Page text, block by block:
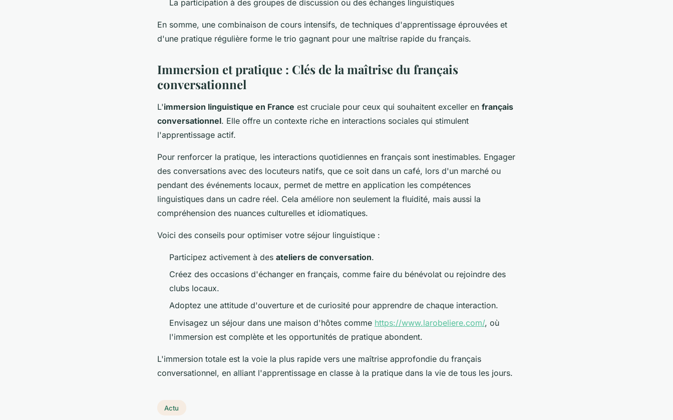
La participation à des groupes de discussion ou des échanges linguistiques
En somme, une combinaison de cours intensifs, de techniques d'apprentissage éprouvées et
d'une pratique régulière forme le trio gagnant pour une maîtrise rapide du français.
Immersion et pratique : Clés de la maîtrise du français
conversationnel
L'immersion linguistique en France est cruciale pour ceux qui souhaitent exceller en français
conversationnel. Elle offre un contexte riche en interactions sociales qui stimulent
l'apprentissage actif.
Pour renforcer la pratique, les interactions quotidiennes en français sont inestimables. Engager
des conversations avec des locuteurs natifs, que ce soit dans un café, lors d'un marché ou
pendant des événements locaux, permet de mettre en application les compétences
linguistiques dans un cadre réel. Cela améliore non seulement la fluidité, mais aussi la
compréhension des nuances culturelles et idiomatiques.
Voici des conseils pour optimiser votre séjour linguistique :
Participez activement à des ateliers de conversation.
Créez des occasions d'échanger en français, comme faire du bénévolat ou rejoindre des
clubs locaux.
Adoptez une attitude d'ouverture et de curiosité pour apprendre de chaque interaction.
Envisagez un séjour dans une maison d'hôtes comme https://www.larobeliere.com/, où
l'immersion est complète et les opportunités de pratique abondent.
L'immersion totale est la voie la plus rapide vers une maîtrise approfondie du français
conversationnel, en alliant l'apprentissage en classe à la pratique dans la vie de tous les jours.
Actu